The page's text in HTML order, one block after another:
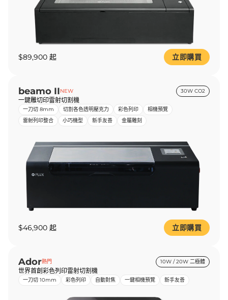
$89,900 起 立即購買
beamo IINEW 30W CO2
一鍵雕切印雷射切割機
一刀切 8mm 切割各色透明壓克力 彩色列印
相機預覽
雷射列印整合
小巧機型 新手友善 金屬雕刻
$46,900 起 立即購買
Ador熱門 10W / 20W 二極體
世界首創彩色列印雷射切割機
一刀切 10mm 彩色列印 自動對焦 一鍵相機預覽 新手友善